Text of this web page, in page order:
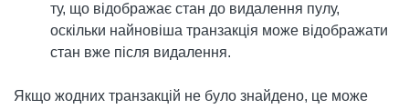
ту, що відображає стан до видалення пулу,
оскільки найновіша транзакція може відображати
стан вже після видалення.
Якщо жодних транзакцій не було знайдено, це може